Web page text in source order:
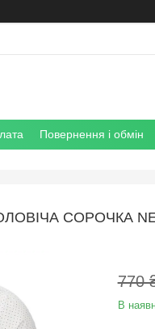
Повернення і обмін
СОРОЧКА
770
В